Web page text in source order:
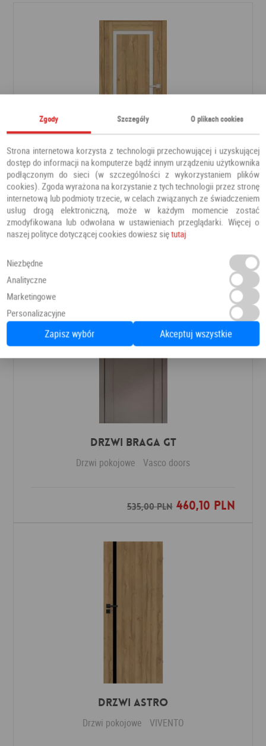
DRZWI FREZJA 9
Drzwi pokojowe Erkado
Drzwi Braga GT
Drzwi pokojowe Vasco doors
535,00 PLN460,10 PLN
Dodaj do ulubionych
Drzwi ASTRO
Drzwi pokojowe VIVENTO
Zgody Szczegóły O plikach cookies
Strona internetowa korzysta z technologii przechowującej i uzyskującej
dostęp do informacji na komputerze bądź innym urządzeniu użytkownika
podłączonym do sieci (w szczególności z wykorzystaniem plików
cookies). Zgoda wyrażona na korzystanie z tych technologii przez stronę
internetową lub podmioty trzecie, w celach związanych ze świadczeniem
usług drogą elektroniczną, może w każdym momencie zostać
zmodyfikowana lub odwołana w ustawieniach przeglądarki. Więcej o
naszej polityce dotyczącej cookies dowiesz siętutaj
Niezbędne
Analityczne
Marketingowe
Personalizacyjne
Zapisz wybór Akceptuj wszystkie